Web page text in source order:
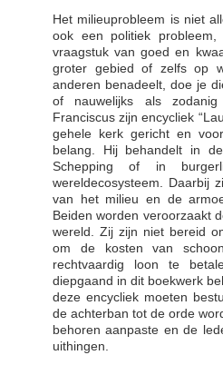
Het milieuprobleem is niet
ook een politiek
vraagstuk van goed en
groter gebied of zelfs op
anderen benadeelt, doe je
of nauwelijks als
Franciscus zijn encycliek
gehele kerk gericht en
belang. Hij behandelt in
Schepping of in
wereldecosysteem. Daarbij
van het milieu en de
Beiden worden veroorzaakt
wereld. Zij zijn niet bereid
om de kosten van
rechtvaardig loon te
diepgaand in dit boekwerk
deze encycliek moeten
de achterban tot de orde
behoren aanpaste en de
uithingen.